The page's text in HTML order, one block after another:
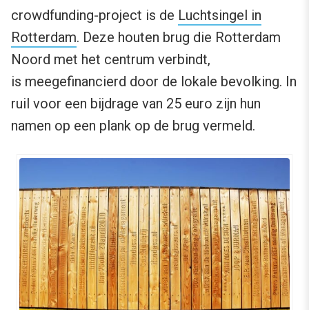
crowdfunding-project is de Luchtsingel in
Rotterdam. Deze houten brug die Rotterdam
Noord met het centrum verbindt,
is meegefinancierd door de lokale bevolking. In
ruil voor een bijdrage van 25 euro zijn hun
namen op een plank op de brug vermeld.